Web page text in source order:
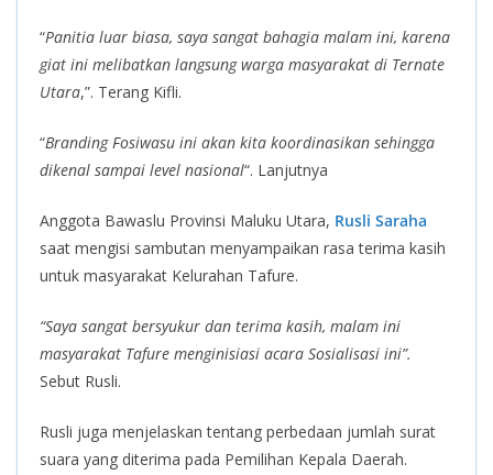
“Panitia luar biasa, saya sangat bahagia malam ini, karena
giat ini melibatkan langsung warga masyarakat di Ternate
Utara,”. Terang Kifli.
“Branding Fosiwasu ini akan kita koordinasikan sehingga
dikenal sampai level nasional“. Lanjutnya
Anggota Bawaslu Provinsi Maluku Utara, Rusli Saraha
saat mengisi sambutan menyampaikan rasa terima kasih
untuk masyarakat Kelurahan Tafure.
“Saya sangat bersyukur dan terima kasih, malam ini
masyarakat Tafure menginisiasi acara Sosialisasi ini”.
Sebut Rusli.
Rusli juga menjelaskan tentang perbedaan jumlah surat
suara yang diterima pada Pemilihan Kepala Daerah.